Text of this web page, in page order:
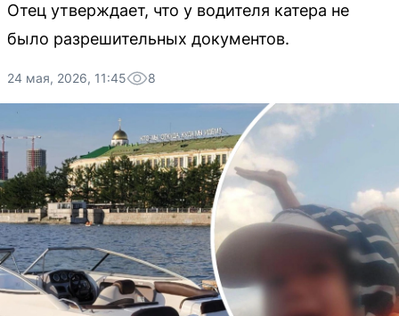
Отец утверждает, что у водителя катера не
было разрешительных документов.
24 мая, 2026, 11:45 8